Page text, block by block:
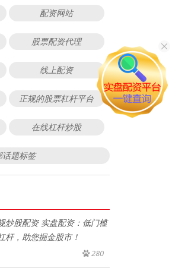
配资网站
股票配资代理
线上配资
正规的股票杠杆平台
在线杠杆炒股
话题标签
炒股配资 实盘配资：低门槛
杆，助您掘金股市！
280